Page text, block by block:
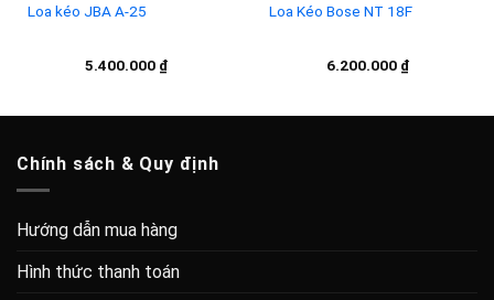
Loa kéo JBA A-25
5.400.000 ₫
Loa Kéo Bose NT 18F
6.200.000 ₫
Chính sách & Quy định
Hướng dẫn mua hàng
Hình thức thanh toán